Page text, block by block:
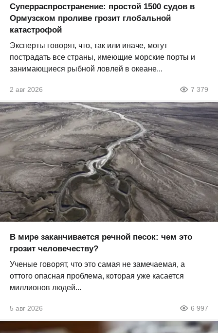
Суперраспространение: простой 1500 судов в
Ормузском проливе грозит глобальной
катастрофой
Эксперты говорят, что, так или иначе, могут
пострадать все страны, имеющие морские порты и
занимающиеся рыбной ловлей в океане...
2 авг 2026 7 379
В мире заканчивается речной песок: чем это
грозит человечеству?
Ученые говорят, что это самая не замечаемая, а
оттого опасная проблема, которая уже касается
миллионов людей...
5 авг 2026 6 997